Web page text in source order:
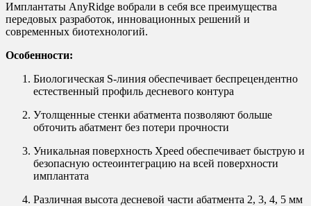
Имплантаты AnyRidge вобрали в себя все преимущества
передовых разработок, инновационных решений и
современных биотехнологий.
Особенности:
Биологическая S-линия обеспечивает беспрецендентно
естественный профиль десневого контура
Утолщенные стенки абатмента позволяют больше
обточить абатмент без потери прочности
Уникальная поверхность Xpeed обеспечивает быструю и
безопасную остеоинтеграцию на всей поверхности
имплантата
Различная высота десневой части абатмента 2, 3, 4, 5 мм